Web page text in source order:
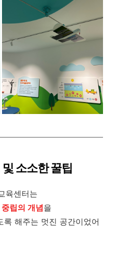
소소한 꿀팁
육센터는
립의 개념을
록 해주는 멋진 공간이었어